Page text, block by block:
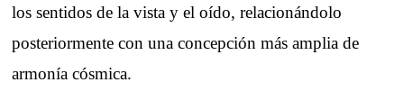
los sentidos de la vista y el oído, relacionándolo
posteriormente con una concepción más amplia de
armonía cósmica.